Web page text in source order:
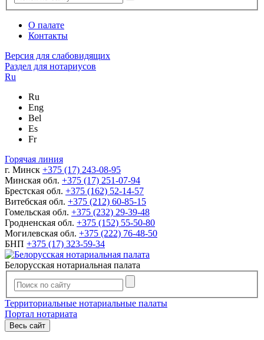
О палате
Контакты
Версия для слабовидящих
Раздел для нотариусов
Ru
Ru
Eng
Bel
Es
Fr
Горячая линия
г. Минск +375 (17) 243-08-95
Минская обл. +375 (17) 251-07-94
Брестская обл. +375 (162) 52-14-57
Витебская обл. +375 (212) 60-85-15
Гомельская обл. +375 (232) 29-39-48
Гродненская обл. +375 (152) 55-50-80
Могилевская обл. +375 (222) 76-48-50
БНП +375 (17) 323-59-34
Белорусская нотариальная палата
Территориальные нотариальные палаты
Портал нотариата
Весь сайт